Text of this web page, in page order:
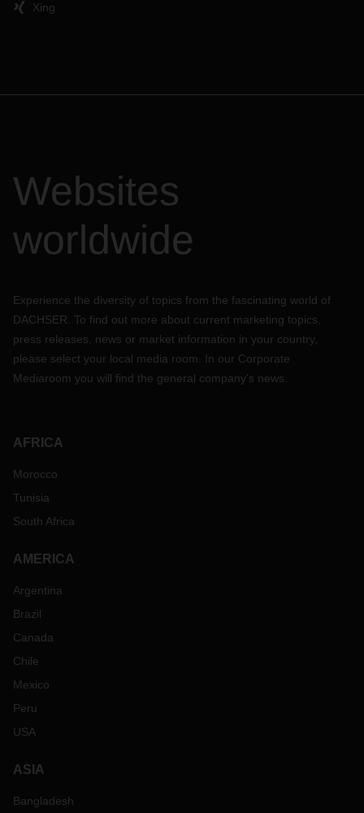
Xing
Websites
worldwide
Experience the diversity of topics from the fascinating world of
DACHSER. To find out more about current marketing topics,
press releases, news or market information in your country,
please select your local media room. In our Corporate
Mediaroom you will find the general company's news.
AFRICA
Morocco
Tunisia
South Africa
AMERICA
Argentina
Brazil
Canada
Chile
Mexico
Peru
USA
ASIA
Bangladesh